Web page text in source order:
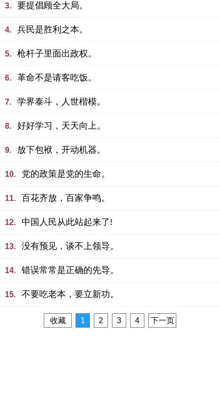
3. 要提倡顾全大局。
4. 兵民是胜利之本。
5. 枪杆子里面出政权。
6. 革命不是请客吃饭。
7. 学界泰斗，人世楷模。
8. 好好学习，天天向上。
9. 放下包袱，开动机器。
10. 党的政策是党的生命。
11. 百花齐放，百家争鸣。
12. 中国人民从此站起来了!
13. 没有预见，谈不上领导。
14. 错误常常是正确的先导。
15. 不要吃老本，要立新功。
收藏 1 2 3 4 下一页